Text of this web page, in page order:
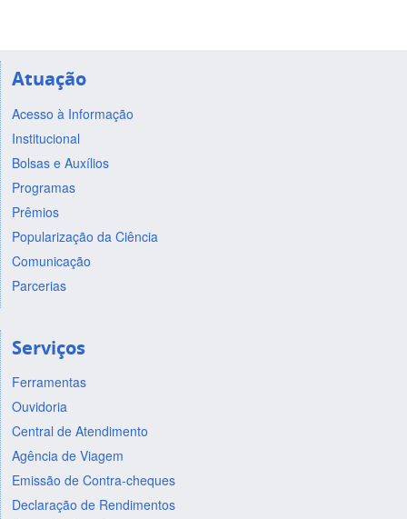
Atuação
Acesso à Informação
Institucional
Bolsas e Auxílios
Programas
Prêmios
Popularização da Ciência
Comunicação
Parcerias
Serviços
Ferramentas
Ouvidoria
Central de Atendimento
Agência de Viagem
Emissão de Contra-cheques
Declaração de Rendimentos